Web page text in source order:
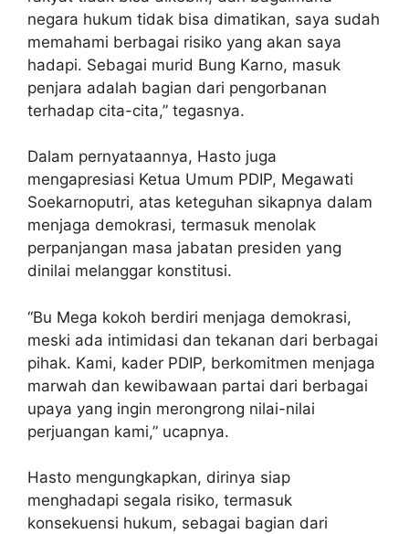
negara hukum tidak bisa dimatikan, saya sudah
memahami berbagai risiko yang akan saya
hadapi. Sebagai murid Bung Karno, masuk
penjara adalah bagian dari pengorbanan
terhadap cita-cita,” tegasnya.
Dalam pernyataannya, Hasto juga
mengapresiasi Ketua Umum PDIP, Megawati
Soekarnoputri, atas keteguhan sikapnya dalam
menjaga demokrasi, termasuk menolak
perpanjangan masa jabatan presiden yang
dinilai melanggar konstitusi.
“Bu Mega kokoh berdiri menjaga demokrasi,
meski ada intimidasi dan tekanan dari berbagai
pihak. Kami, kader PDIP, berkomitmen menjaga
marwah dan kewibawaan partai dari berbagai
upaya yang ingin merongrong nilai-nilai
perjuangan kami,” ucapnya.
Hasto mengungkapkan, dirinya siap
menghadapi segala risiko, termasuk
konsekuensi hukum, sebagai bagian dari